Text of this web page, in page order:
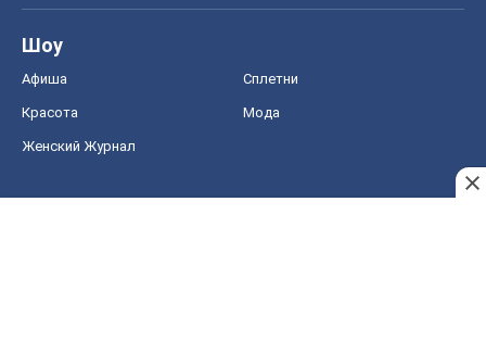
Шоу
Афиша Сплетни
Красота Мода
Женский Журнал